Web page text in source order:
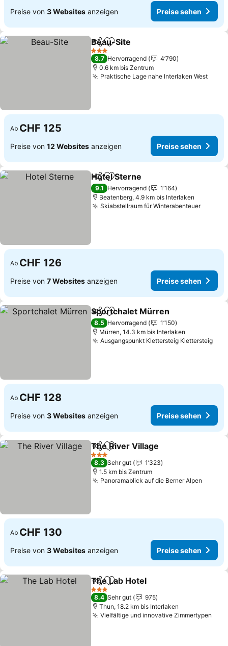
Preise von 3 Websites anzeigen Preise sehen
TeilenZu Favoriten hinzufügen
Beau-Site
3 Sterne
8.7 Hervorragend
4’790
0.6 km bis Zentrum
Praktische Lage nahe Interlaken West
Ab CHF 125
Preise von 12 Websites anzeigen Preise sehen
TeilenZu Favoriten hinzufügen
Hotel Sterne
9.1 Hervorragend
1’164
Beatenberg, 4.9 km bis Interlaken
Skiabstellraum für Winterabenteuer
Ab CHF 126
Preise von 7 Websites anzeigen Preise sehen
TeilenZu Favoriten hinzufügen
Sportchalet Mürren
8.5 Hervorragend
1’150
Mürren, 14.3 km bis Interlaken
Ausgangspunkt Klettersteig Klettersteig
Ab CHF 128
Preise von 3 Websites anzeigen Preise sehen
TeilenZu Favoriten hinzufügen
The River Village
3 Sterne
8.3 Sehr gut
1’323
1.5 km bis Zentrum
Panoramablick auf die Berner Alpen
Ab CHF 130
Preise von 3 Websites anzeigen Preise sehen
TeilenZu Favoriten hinzufügen
The Lab Hotel
3 Sterne
8.4 Sehr gut
975
Thun, 18.2 km bis Interlaken
Vielfältige und innovative Zimmertypen